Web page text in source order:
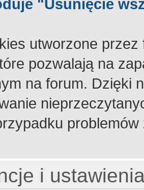
"Usunięcie
utworzone
pozwalają na
na forum. Dzięki
i